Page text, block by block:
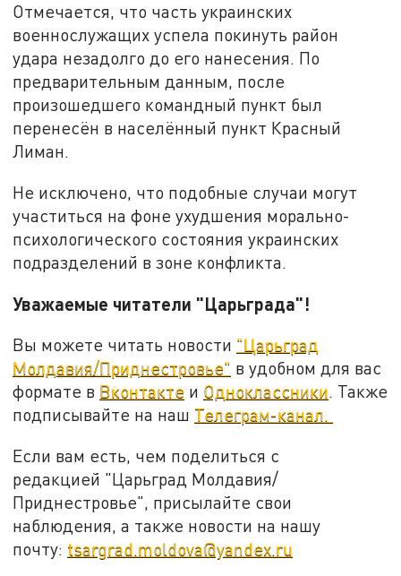
Отмечается, что часть украинских
военнослужащих успела покинуть район
удара незадолго до его нанесения. По
предварительным данным, после
произошедшего командный пункт был
перенесён в населённый пункт Красный
Лиман.
Не исключено, что подобные случаи могут
участиться на фоне ухудшения морально-
психологического состояния украинских
подразделений в зоне конфликта.
Уважаемые читатели "Царьграда"!
Вы можете читать новости "Царьград
Молдавия/Приднестровье" в удобном для вас
формате в Вконтакте и Одноклассники. Также
подписывайте на наш Телеграм-канал.
Если вам есть, чем поделиться с
редакцией "Царьград Молдавия/
Приднестровье", присылайте свои
наблюдения, а также новости на нашу
почту: tsargrad.moldova@yandex.ru